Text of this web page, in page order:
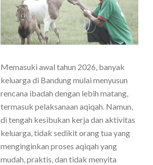
Memasuki awal tahun 2026, banyak
keluarga di Bandung mulai menyusun
rencana ibadah dengan lebih matang,
termasuk pelaksanaan aqiqah. Namun,
di tengah kesibukan kerja dan aktivitas
keluarga, tidak sedikit orang tua yang
menginginkan proses aqiqah yang
mudah, praktis, dan tidak menyita